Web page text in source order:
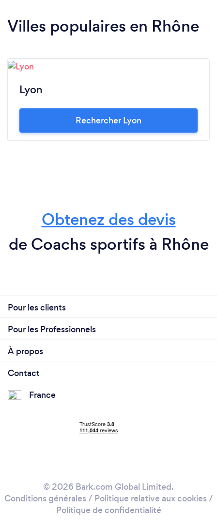
Villes populaires en Rhône
Lyon
Rechercher Lyon
Obtenez des devis
de Coachs sportifs à Rhône
Pour les clients
Pour les Professionnels
À propos
Contact
France
© 2026 Bark.com Global Limited.
Conditions générales / Politique relative aux cookies /
Politique de confidentialité